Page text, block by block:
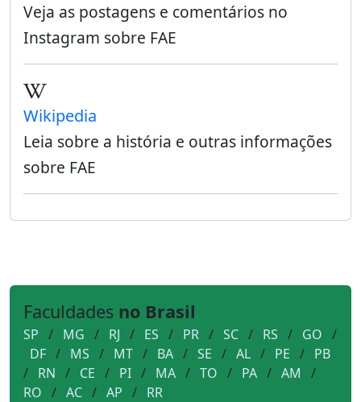
Veja as postagens e comentários no
Instagram sobre FAE
Wikipedia
Leia sobre a história e outras informações
sobre FAE
Faculdades no Brasil
SP / MG / RJ / ES / PR / SC / RS / GO /
DF / MS / MT / BA / SE / AL / PE / PB
/ RN / CE / PI / MA / TO / PA / AM /
RO / AC / AP / RR